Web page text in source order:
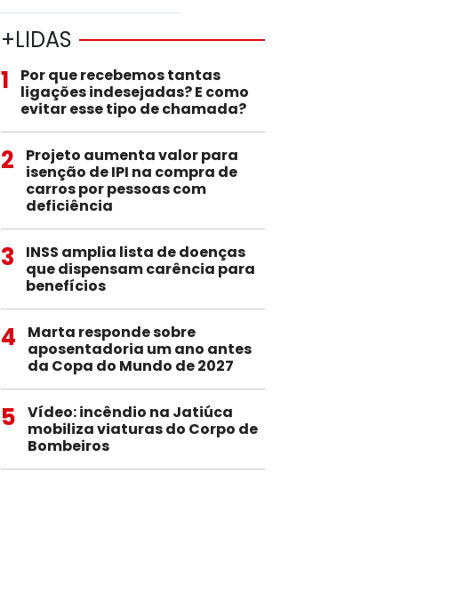
+LIDAS
1
Por que recebemos tantas
ligações indesejadas? E como
evitar esse tipo de chamada?
2
Projeto aumenta valor para
isenção de IPI na compra de
carros por pessoas com
deficiência
3
INSS amplia lista de doenças
que dispensam carência para
benefícios
4
Marta responde sobre
aposentadoria um ano antes
da Copa do Mundo de 2027
5
Vídeo: incêndio na Jatiúca
mobiliza viaturas do Corpo de
Bombeiros